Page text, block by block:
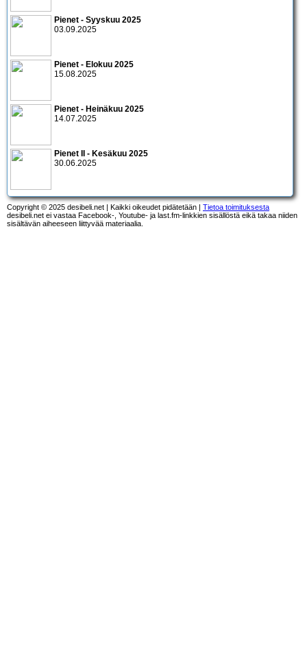
Pienet - Syyskuu 2025
03.09.2025
Pienet - Elokuu 2025
15.08.2025
Pienet - Heinäkuu 2025
14.07.2025
Pienet II - Kesäkuu 2025
30.06.2025
Copyright © 2025 desibeli.net | Kaikki oikeudet pidätetään | Tietoa toimituksesta
desibeli.net ei vastaa Facebook-, Youtube- ja last.fm-linkkien sisällöstä eikä takaa niiden
sisältävän aiheeseen liittyvää materiaalia.